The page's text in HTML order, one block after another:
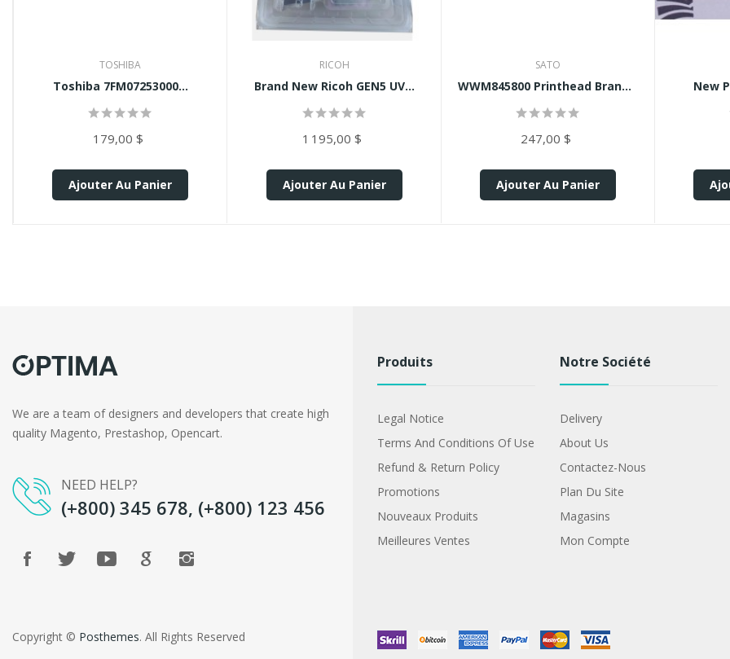
TOSHIBA
Toshiba 7FM07253000...
179,00 $
Ajouter Au Panier
RICOH
Brand New Ricoh GEN5 UV...
1 195,00 $
Ajouter Au Panier
SATO
WWM845800 Printhead Brand...
247,00 $
Ajouter Au Panier
New
We are a team of designers and developers that create high
quality Magento, Prestashop, Opencart.
NEED HELP?
(+800) 345 678, (+800) 123 456
Produits
Legal Notice
Terms And Conditions Of Use
Refund & Return Policy
Promotions
Nouveaux Produits
Meilleures Ventes
Notre Société
Delivery
About Us
Contactez-Nous
Plan Du Site
Magasins
Mon Compte
Copyright © Posthemes. All Rights Reserved